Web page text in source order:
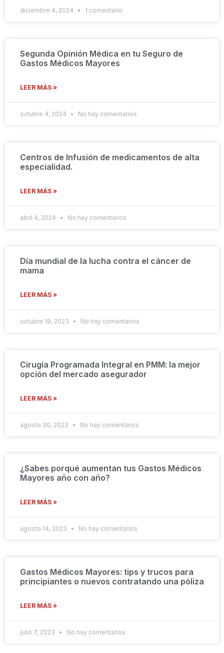
diciembre 4, 2024 1 comentario
Segunda Opinión Médica en tu Seguro de
Gastos Médicos Mayores
LEER MÁS »
octubre 4, 2024 No hay comentarios
Centros de Infusión de medicamentos de alta
especialidad.
LEER MÁS »
abril 4, 2024 No hay comentarios
Día mundial de la lucha contra el cáncer de
mama
LEER MÁS »
octubre 19, 2023 No hay comentarios
Cirugía Programada Integral en PMM: la mejor
opción del mercado asegurador
LEER MÁS »
agosto 30, 2023 No hay comentarios
¿Sabes porqué aumentan tus Gastos Médicos
Mayores año con año?
LEER MÁS »
agosto 14, 2023 No hay comentarios
Gastos Médicos Mayores: tips y trucos para
principiantes o nuevos contratando una póliza
LEER MÁS »
julio 7, 2023 No hay comentarios